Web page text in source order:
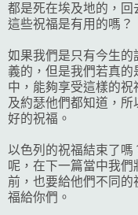
都是死在埃及地的，回
這些祝福是有用的嗎？
如果我們是只有今生
義的，但是我們若真
中，能夠享受這樣的
及約瑟他們都知道，
好的祝福。
以色列的祝福結束了嗎
呢， 在下一篇當中我們
前，也要給他們不同
福給你們。